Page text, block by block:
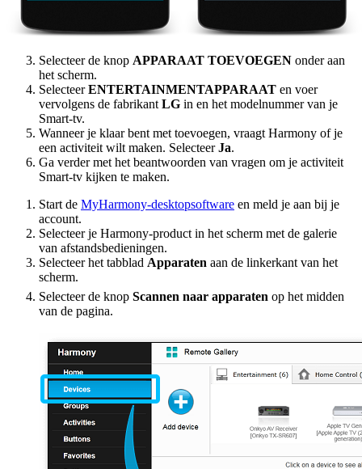
Selecteer de knop APPARAAT TOEVOEGEN onder aan
het scherm.
SelecteerENTERTAINMENTAPPARAAT en voer
vervolgens de fabrikant LG in en het modelnummer van je
Smart-tv.
Wanneer je klaar bent met toevoegen, vraagt Harmony of je
een activiteit wilt maken. SelecteerJa.
Ga verder met het beantwoorden van vragen om je activiteit
Smart-tv kijken te maken.
Start de MyHarmony-desktopsoftware en meld je aan bij je
account.
Selecteer je Harmony-product in het scherm met de galerie
van afstandsbedieningen.
Selecteer het tabblad Apparaten aan de linkerkant van het
scherm.
Selecteer de knop Scannen naar apparaten op het midden
van de pagina.